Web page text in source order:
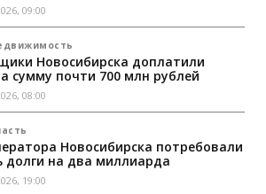
09:00
Новосибирска доплатили
сумму почти 700 млн рублей
08:00
Новосибирска потребовали
долги на два миллиарда
19:00